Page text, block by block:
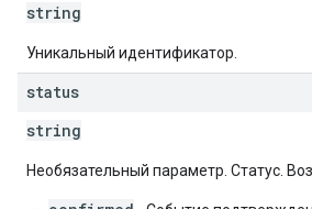
string
Уникальный идентификатор.
status
string
Необязательный параметр. Статус.